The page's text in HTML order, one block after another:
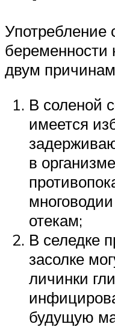
Употребление
беременности
двум
В соленой
имеется
в
отекам;
В селедке
засолке
личинки
будущую